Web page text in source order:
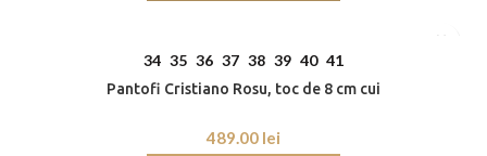
34 35 36 37 38 39 40 41
Pantofi Cristiano Rosu, toc de 8 cm cui
lei